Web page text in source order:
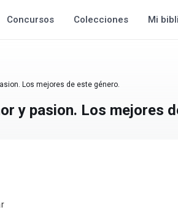
Concursos Colecciones Mi
Los mejores de este género.
y pasion. Los mejores